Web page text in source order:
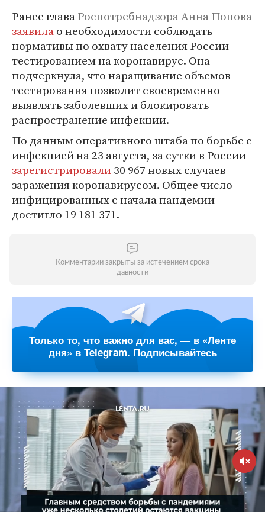
Ранее главаРоспотребнадзораАнна Попова
заявилао необходимости соблюдать
нормативы по охвату населения России
тестированием на коронавирус. Она
подчеркнула, что наращивание объемов
тестирования позволит своевременно
выявлять заболевших и блокировать
распространение инфекции.
По данным оперативного штаба по борьбе с
инфекцией на 23 августа, за сутки в России
зарегистрировали30 967 новых случаев
заражения коронавирусом. Общее число
инфицированных с начала пандемии
достигло 19 181 371.
Комментарии закрыты за истечением срока
давности
Только то, что важно для вас, — в «Ленте
дня» в Telegram. Подписывайтесь